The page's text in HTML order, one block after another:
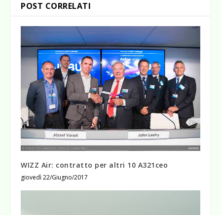
POST CORRELATI
WIZZ Air: contratto per altri 10 A321ceo
giovedì 22/Giugno/2017